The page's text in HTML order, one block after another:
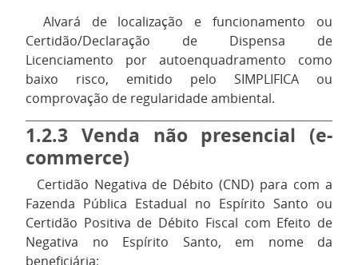
Alvará de localização e funcionamento ou
Certidão/Declaração de Dispensa de
Licenciamento por autoenquadramento como
baixo risco, emitido pelo SIMPLIFICA ou
comprovação de regularidade ambiental.
1.2.3 Venda não presencial (e-
commerce)
Certidão Negativa de Débito (CND) para com a
Fazenda Pública Estadual no Espírito Santo ou
Certidão Positiva de Débito Fiscal com Efeito de
Negativa no Espírito Santo, em nome da
beneficiária;